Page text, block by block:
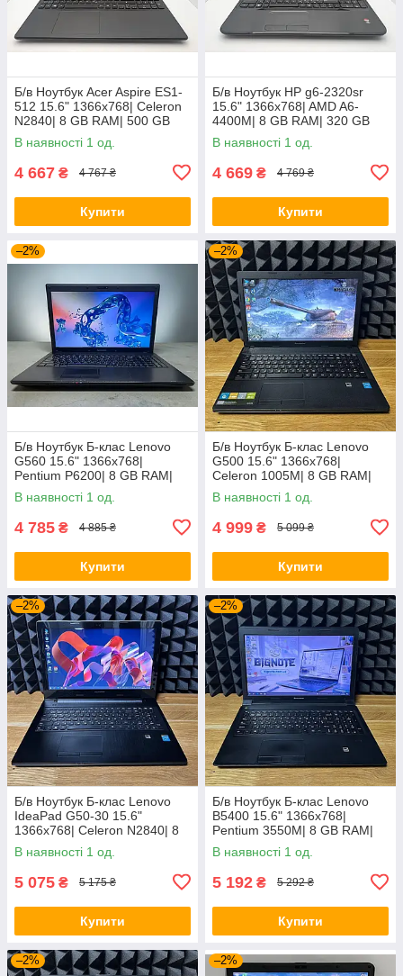
Б/в Ноутбук Acer Aspire ES1-
512 15.6" 1366x768| Celeron
N2840| 8 GB RAM| 500 GB
HDD| HD
В наявності 1 од.
4 667 ₴ 4 767 ₴
Купити
Б/в Ноутбук HP g6-2320sr
15.6" 1366x768| AMD A6-
4400M| 8 GB RAM| 320 GB
HDD| Radeon HD 7520G
В наявності 1 од.
4 669 ₴ 4 769 ₴
Купити
–2%
Б/в Ноутбук Б-клас Lenovo
G560 15.6" 1366x768|
Pentium P6200| 8 GB RAM|
120 GB SSD| HD
В наявності 1 од.
4 785 ₴ 4 885 ₴
Купити
–2%
Б/в Ноутбук Б-клас Lenovo
G500 15.6" 1366x768|
Celeron 1005M| 8 GB RAM|
128 GB SSD| HD
В наявності 1 од.
4 999 ₴ 5 099 ₴
Купити
–2%
Б/в Ноутбук Б-клас Lenovo
IdeaPad G50-30 15.6"
1366x768| Celeron N2840| 8
GB RAM| 128 GB SSD| HD
В наявності 1 од.
5 075 ₴ 5 175 ₴
Купити
–2%
Б/в Ноутбук Б-клас Lenovo
B5400 15.6" 1366x768|
Pentium 3550M| 8 GB RAM|
128 GB SSD| HD
В наявності 1 од.
5 192 ₴ 5 292 ₴
Купити
–2% –2%